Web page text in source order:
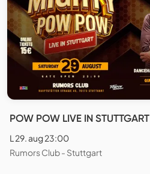
POW POW LIVE IN STUTTGART
L 29. aug 23:00
Rumors Club - Stuttgart